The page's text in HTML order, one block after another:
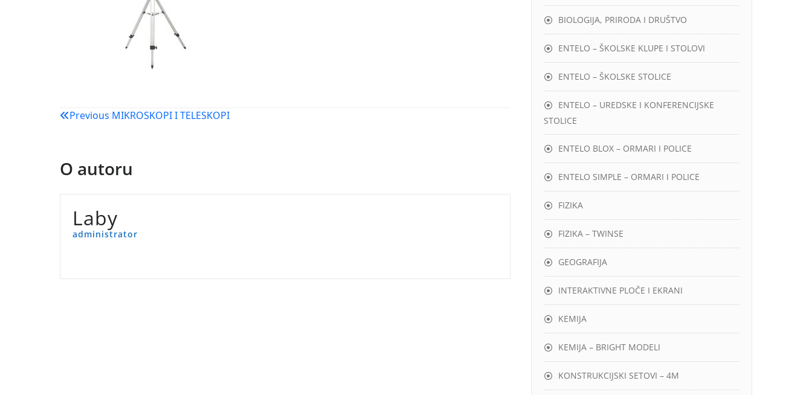
Navigacija
Previous MIKROSKOPI I TELESKOPI
O autoru
Laby
administrator
BIOLOGIJA, PRIRODA I DRUŠTVO
ENTELO – ŠKOLSKE KLUPE I STOLOVI
ENTELO – ŠKOLSKE STOLICE
ENTELO – UREDSKE I KONFERENCIJSKE
STOLICE
ENTELO BLOX – ORMARI I POLICE
ENTELO SIMPLE – ORMARI I POLICE
FIZIKA
FIZIKA – TWINSE
GEOGRAFIJA
INTERAKTIVNE PLOČE I EKRANI
KEMIJA
KEMIJA – BRIGHT MODELI
KONSTRUKCIJSKI SETOVI – 4M